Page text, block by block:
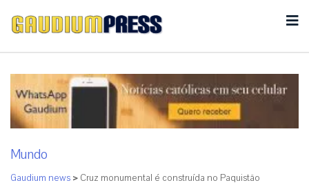
Mundo
Gaudium news > Cruz monumental é construída no Paquistão